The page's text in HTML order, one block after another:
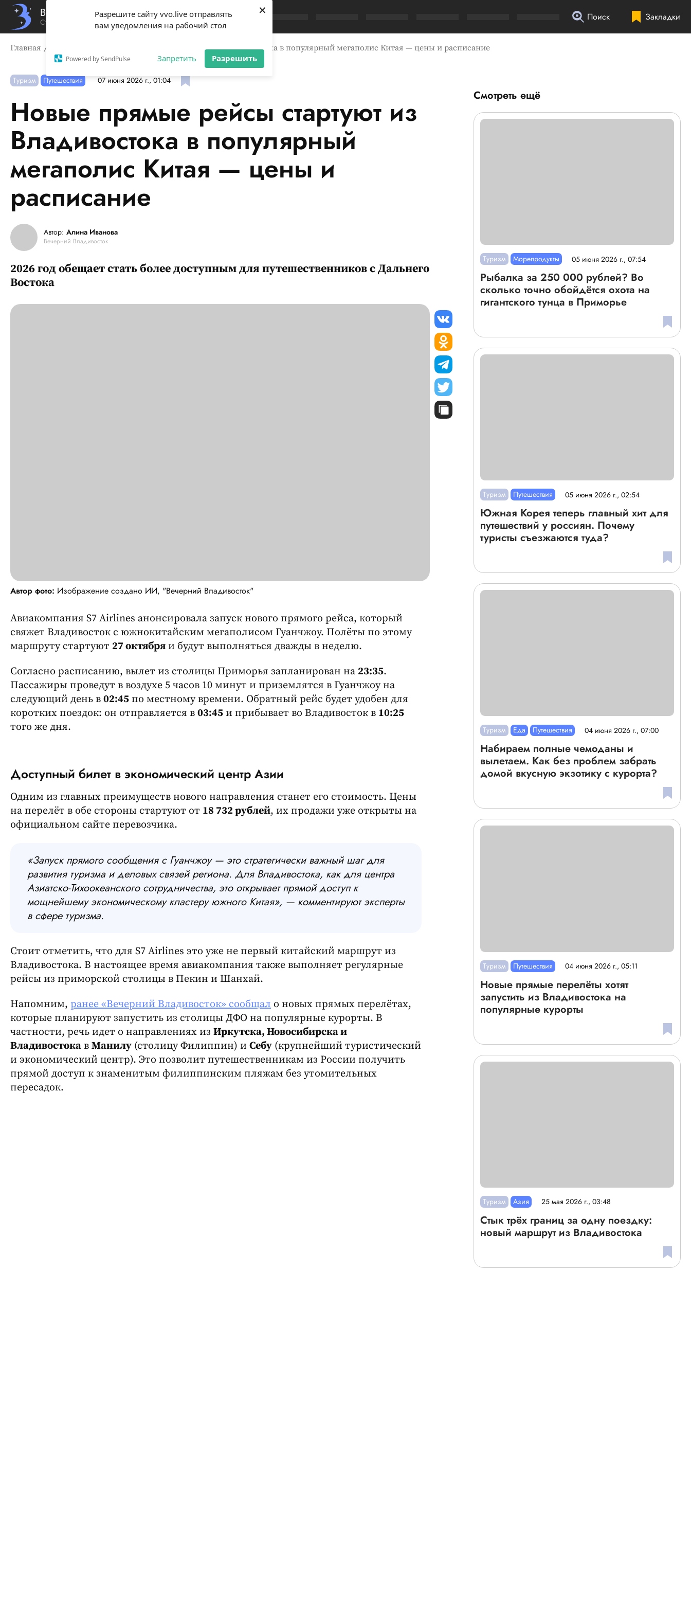
Разрешите сайту vvo.live отправлять
вам уведомления на рабочий стол
Powered by SendPulse Запретить Разрешить
×
Вечерний Владивосток
Стиль жизни твоего города Закладки
Поиск
Главная Новые прямые рейсы стартуют из Владивостока в популярный мегаполис Китая — цены и расписание
Туризм Путешествия 07 июня 2026 г., 01:04
Новые прямые рейсы стартуют из
Владивостока в популярный
мегаполис Китая — цены и
расписание
Автор: Алина Иванова
Вечерний Владивосток
2026 год обещает стать более доступным для путешественников с Дальнего
Востока
Автор фото: Изображение создано ИИ, "Вечерний Владивосток"
Авиакомпания S7 Airlines анонсировала запуск нового прямого рейса, который
свяжет Владивосток с южнокитайским мегаполисом Гуанчжоу. Полёты по этому
маршруту стартуют 27 октября и будут выполняться дважды в неделю.
Согласно расписанию, вылет из столицы Приморья запланирован на 23:35.
Пассажиры проведут в воздухе 5 часов 10 минут и приземлятся в Гуанчжоу на
следующий день в 02:45 по местному времени. Обратный рейс будет удобен для
коротких поездок: он отправляется в 03:45 и прибывает во Владивосток в 10:25
того же дня.
Доступный билет в экономический центр Азии
Одним из главных преимуществ нового направления станет его стоимость. Цены
на перелёт в обе стороны стартуют от 18 732 рублей, их продажи уже открыты на
официальном сайте перевозчика.
«Запуск прямого сообщения с Гуанчжоу — это стратегически важный шаг для
развития туризма и деловых связей региона. Для Владивостока, как для центра
Азиатско-Тихоокеанскогосотрудничества, это открывает прямой доступ к
мощнейшему экономическому кластеру южного Китая», — комментируют эксперты
в сфере туризма.
Стоит отметить, что для S7 Airlines это уже не первый китайский маршрут из
Владивостока. В настоящее время авиакомпания также выполняет регулярные
рейсы из приморской столицы в Пекин и Шанхай.
Напомним, ранее «Вечерний Владивосток» сообщал о новых прямых перелётах,
которые планируют запустить из столицы ДФО на популярные курорты. В
частности, речь идет о направлениях из Иркутска, Новосибирска и
Владивостока в Манилу (столицу Филиппин) и Себу (крупнейший туристический
и экономический центр). Это позволит путешественникам из России получить
прямой доступ к знаменитым филиппинским пляжам без утомительных
пересадок.
Смотреть ещё
Туризм Морепродукты 05 июня 2026 г., 07:54
Рыбалка за 250 000 рублей? Во
сколько точно обойдётся охота на
гигантского тунца в Приморье
Туризм Путешествия 05 июня 2026 г., 02:54
Южная Корея теперь главный хит для
путешествий у россиян. Почему
туристы съезжаются туда?
Туризм Еда Путешествия 04 июня 2026 г., 07:00
Набираем полные чемоданы и
вылетаем. Как без проблем забрать
домой вкусную экзотику с курорта?
Туризм Путешествия 04 июня 2026 г., 05:11
Новые прямые перелёты хотят
запустить из Владивостока на
популярные курорты
Туризм Азия 25 мая 2026 г., 03:48
Стык трёх границ за одну поездку:
новый маршрут из Владивостока